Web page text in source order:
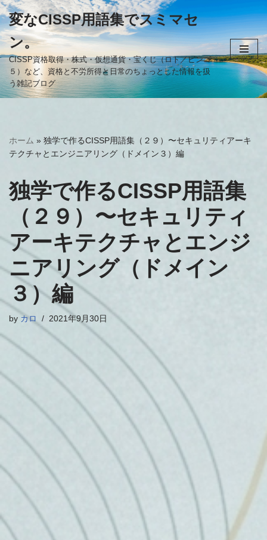
コ
ン
テ
ン
ツ
ッ
プ
変なCISSP用語集でスミマセ
ン。
CISSP資格取得・株式・仮想通貨・宝くじ（ロト／ビンゴ
５）など、資格と不労所得と日常のちょっとした情報を扱
う雑記ブログ
ホーム » 独学で作るCISSP用語集（２９）〜セキュリティアーキ
テクチャとエンジニアリング（ドメイン３）編
独学で作るCISSP用語集
（２９）〜セキュリティ
アーキテクチャとエンジ
ニアリング（ドメイン
３）編
by カロ 2021年9月30日